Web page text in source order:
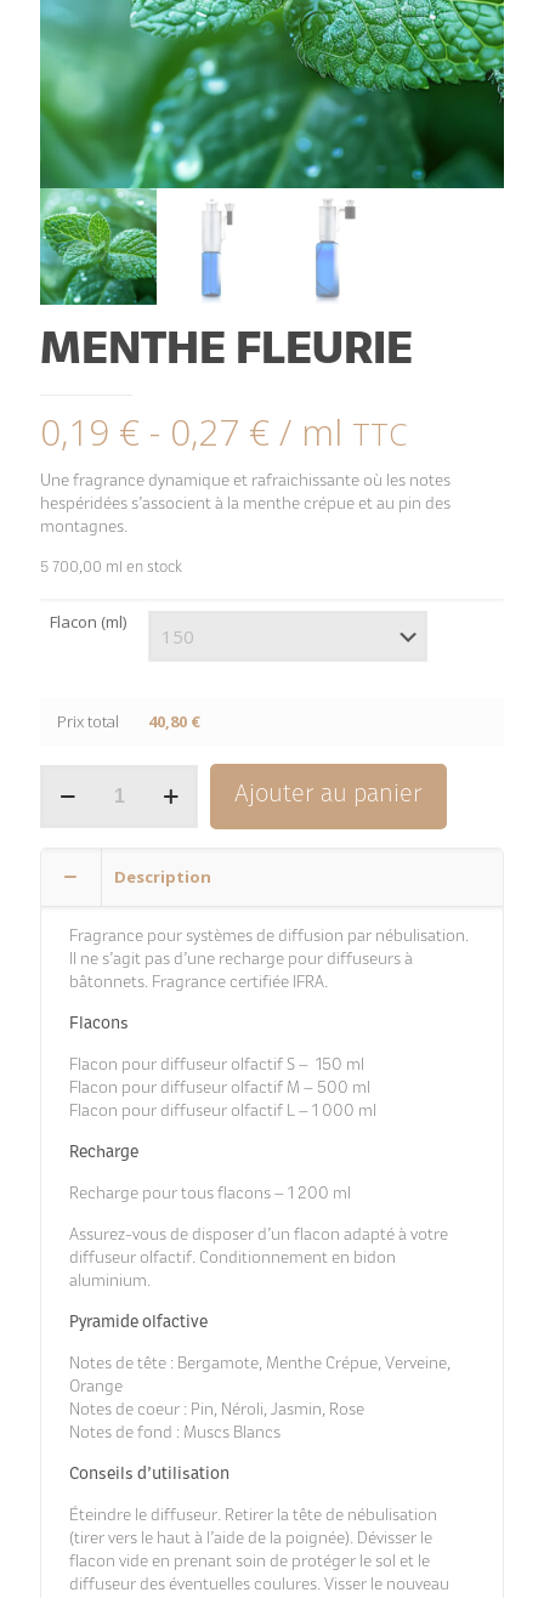
MENTHE FLEURIE
0,19 € - 0,27 € / ml TTC
Une fragrance dynamique et rafraichissante où les notes
hespéridées s’associent à la menthe crépue et au pin des
montagnes.
5 700,00 ml en stock
Flacon (ml)
Prix total 40,80 €
Ajouter au panier
Description
Fragrance pour systèmes de diffusion par nébulisation.
Il ne s’agit pas d’une recharge pour diffuseurs à
bâtonnets. Fragrance certifiée IFRA.
Flacons
Flacon pour diffuseur olfactif S – 150 ml
Flacon pour diffuseur olfactif M – 500 ml
Flacon pour diffuseur olfactif L – 1 000 ml
Recharge
Recharge pour tous flacons – 1 200 ml
Assurez-vous de disposer d’un flacon adapté à votre
diffuseur olfactif. Conditionnement en bidon
aluminium.
Pyramide olfactive
Notes de tête : Bergamote, Menthe Crépue, Verveine,
Orange
Notes de coeur : Pin, Néroli, Jasmin, Rose
Notes de fond : Muscs Blancs
Conseils d’utilisation
Éteindre le diffuseur. Retirer la tête de nébulisation
(tirer vers le haut à l’aide de la poignée). Dévisser le
flacon vide en prenant soin de protéger le sol et le
diffuseur des éventuelles coulures. Visser le nouveau